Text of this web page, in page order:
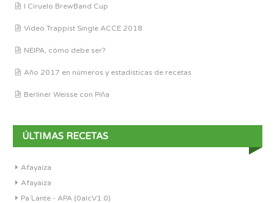
I Ciruelo BrewBand Cup
Vídeo Trappist Single ACCE 2018
NEIPA, cómo debe ser?
Año 2017 en números y estadísticas de recetas
Berliner Weisse con Piña
ÚLTIMAS RECETAS
Afayaiza
Afayaiza
Pa´Lante - APA (0alcV1.0)